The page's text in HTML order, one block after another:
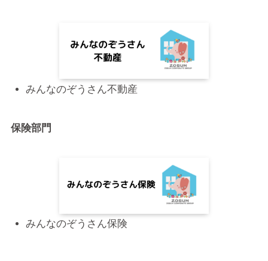
みんなのぞうさん不動産
保険部門
みんなのぞうさん保険